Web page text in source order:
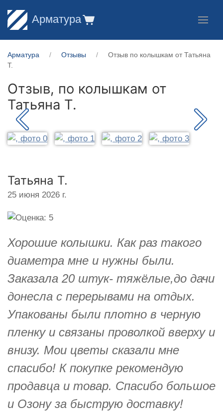
Арматура
Арматура Отзывы
Отзыв по колышкам от Татьяна
Т.
Отзыв, по колышкам от
Татьяна Т.
Татьяна Т.
25 июня 2026 г.
Хорошие колышки. Как раз такого
диаметра мне и нужны были.
Заказала 20 штук- тяжёлые,до дачи
донесла с перерывами на отдых.
Упакованы были плотно в черную
пленку и связаны проволкой вверху и
внизу. Мои цветы сказали мне
спасибо! К покупке рекомендую
продавца и товар. Спасибо большое
и Озону за быструю доставку!